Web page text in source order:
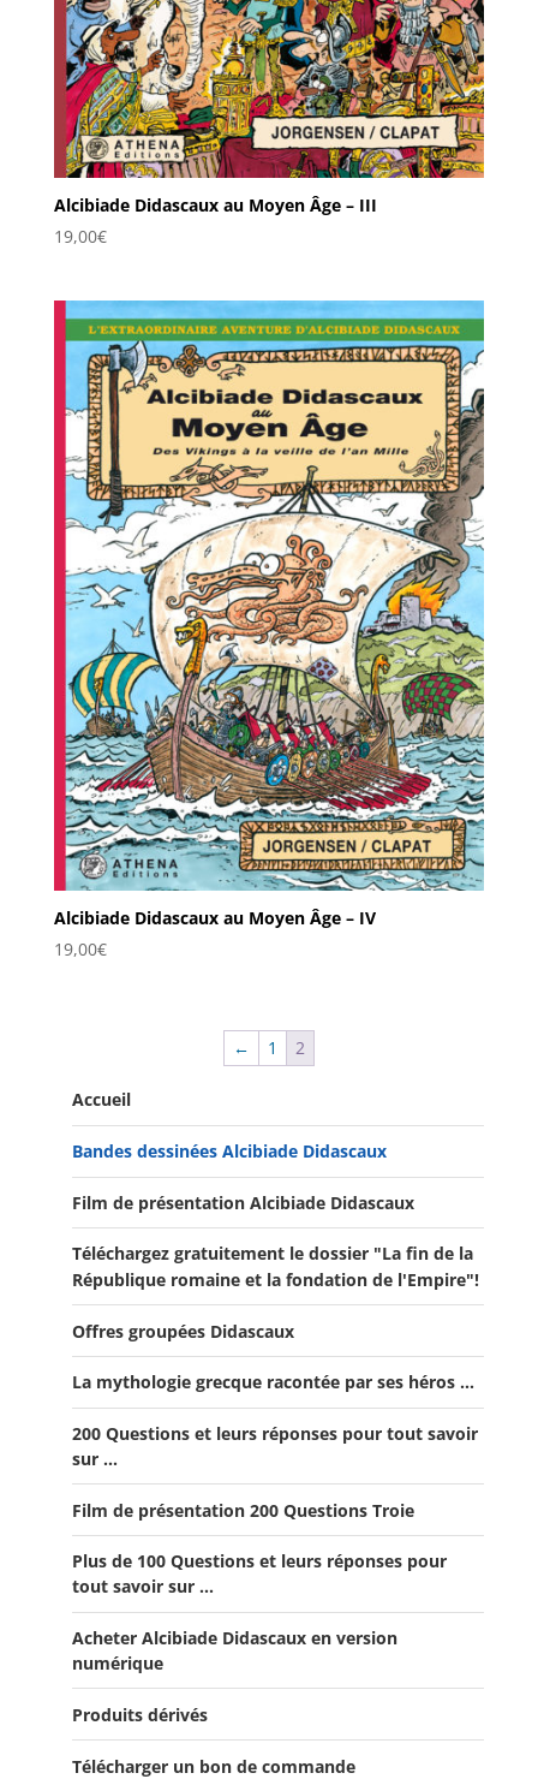
Alcibiade Didascaux au Moyen Âge – III
19,00€
Alcibiade Didascaux au Moyen Âge – IV
19,00€
← 1 2
Accueil
Bandes dessinées Alcibiade Didascaux
Film de présentation Alcibiade Didascaux
Téléchargez gratuitement le dossier "La fin de la
République romaine et la fondation de l'Empire"!
Offres groupées Didascaux
Offre "Tout savoir sur la guerre de Troie!"
Offre Spéciale Moyen Âge
Offre 5 volumes + cadeau
Offre Spéciale Latinistes
Offre Spéciale “De la fin de la République romaine à la
fondation de l’Empire”
Offre Collection complète Alcibiade Didascaux
La mythologie grecque racontée par ses héros ...
200 Questions et leurs réponses pour tout savoir
sur ...
Film de présentation 200 Questions Troie
Plus de 100 Questions et leurs réponses pour
tout savoir sur ...
Acheter Alcibiade Didascaux en version
numérique
Produits dérivés
Télécharger un bon de commande